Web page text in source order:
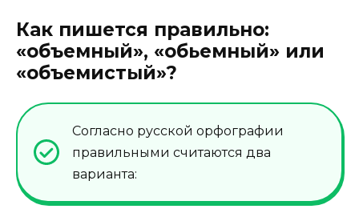
Как пишется правильно:
«объемный», «обьемный» или
«объемистый»?
Согласно русской орфографии
правильными считаются два
варианта: